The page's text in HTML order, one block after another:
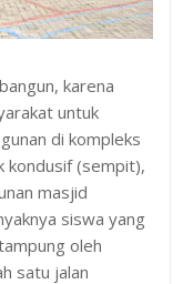
karena
untuk
di kompleks
kondusif (sempit),
masjid
siswa yang
oleh
satu jalan